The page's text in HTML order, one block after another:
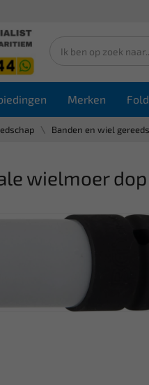
Merken
Banden en wiel
wielmoer